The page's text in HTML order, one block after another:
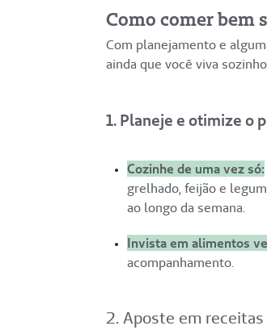
Como comer bem
Com planejamento e
ainda que você viva
1. Planeje e otimize o
heading
Cozinhe de uma vez só:
grelhado, feijão e
ao longo da semana.
Invista em alimentos
acompanhamento.
2. Aposte em